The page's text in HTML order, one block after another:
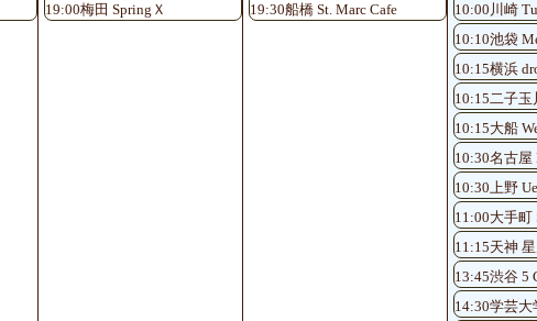
19:00梅田 SpringＸ
19:30船橋 St. Marc Cafe
10:00川崎
10:10池袋
10:15横浜
10:15二子玉
10:15大船
10:30名古屋
10:30上野
11:00大手町
11:15天神
13:45渋谷 5
14:30学芸大